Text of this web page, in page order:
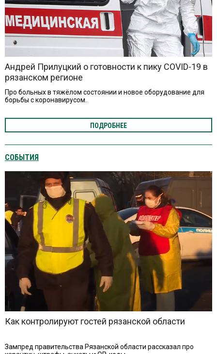
Андрей Прилуцкий о готовности к пику COVID-19 в
рязанском регионе
Про больных в тяжёлом состоянии и новое оборудование для
борьбы с коронавирусом.
ПОДРОБНЕЕ
СОБЫТИЯ
Как контролируют гостей рязанской области
Зампред правительства Рязанской области рассказал про